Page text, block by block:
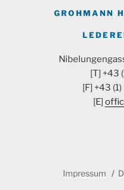
GROHMANN
[T] +43
[F] +43
[E]
Impressum